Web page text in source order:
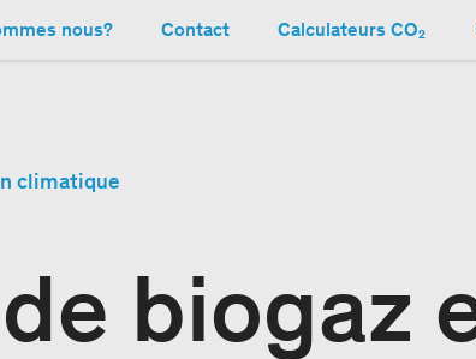
nous? Contact Calculateurs CO₂
climatique
biogaz